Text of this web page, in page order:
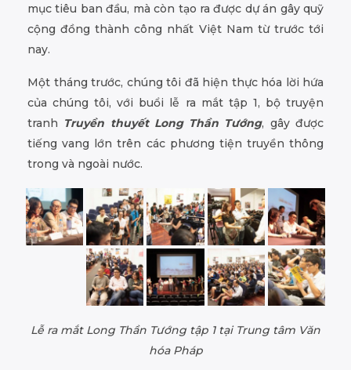
mục tiêu ban đầu, mà còn tạo ra được dự án gây quỹ
cộng đồng thành công nhất Việt Nam từ trước tới
nay.
Một tháng trước, chúng tôi đã hiện thực hóa lời hứa
của chúng tôi, với buổi lễ ra mắt tập 1, bộ truyện
tranh Truyền thuyết Long Thần Tướng, gây được
tiếng vang lớn trên các phương tiện truyền thông
trong và ngoài nước.
Lễ ra mắt Long Thần Tướng tập 1 tại Trung tâm Văn
hóa Pháp